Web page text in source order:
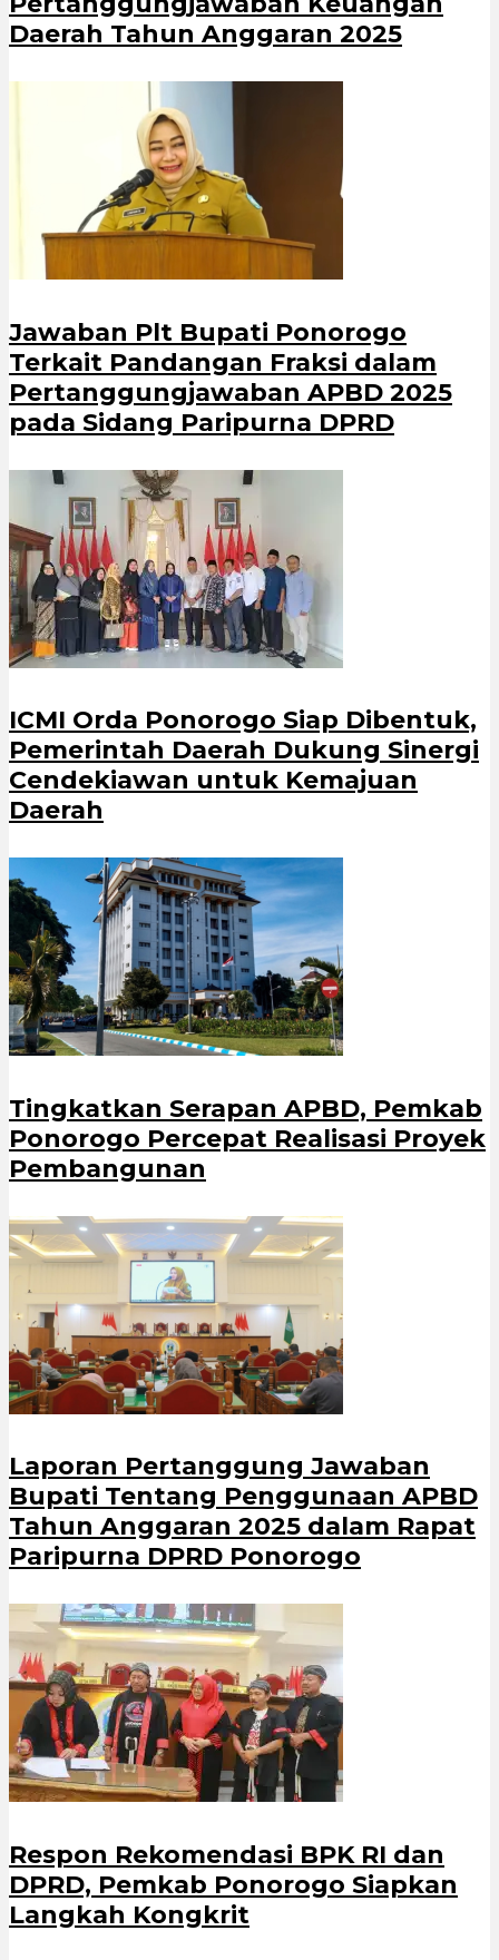
Daerah Tahun Anggaran 2025
Jawaban Plt Bupati Ponorogo
Terkait Pandangan Fraksi dalam
Pertanggungjawaban APBD 2025
pada Sidang Paripurna DPRD
ICMI Orda Ponorogo Siap Dibentuk,
Pemerintah Daerah Dukung Sinergi
Cendekiawan untuk Kemajuan
Daerah
Tingkatkan Serapan APBD, Pemkab
Ponorogo Percepat Realisasi Proyek
Pembangunan
Laporan Pertanggung Jawaban
Bupati Tentang Penggunaan APBD
Tahun Anggaran 2025 dalam Rapat
Paripurna DPRD Ponorogo
Respon Rekomendasi BPK RI dan
DPRD, Pemkab Ponorogo Siapkan
Langkah Kongkrit